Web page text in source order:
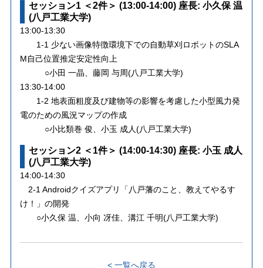
セッション1 ＜2件＞ (13:00-14:00) 座長: 小久保 温
(八戸工業大学)
13:00-13:30
1-1 少ない画像特徴環境下での自動草刈ロボットのSLA
M自己位置推定安定性向上
○小田 一晶、藤岡 与周(八戸工業大学)
13:30-14:00
1-2 地表面粗度及び建物等の影響を考慮した小型風力発
電のための風況マップの作成
○小比類巻 俊、小玉 成人(八戸工業大学)
セッション2 ＜1件＞ (14:00-14:30) 座長: 小玉 成人
(八戸工業大学)
14:00-14:30
2-1 Androidクイズアプリ「八戸藩のこと、教えてやるす
け！」の開発
○小久保 温、小向 冴佳、溝江 千明(八戸工業大学)
< 一覧へ戻る